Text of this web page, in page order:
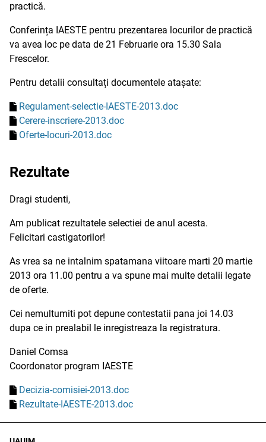
practică.
Conferința IAESTE pentru prezentarea locurilor de practică
va avea loc pe data de 21 Februarie ora 15.30 Sala
Frescelor.
Pentru detalii consultați documentele atașate:
Regulament-selectie-IAESTE-2013.doc
Cerere-inscriere-2013.doc
Oferte-locuri-2013.doc
Rezultate
Dragi studenti,
Am publicat rezultatele selectiei de anul acesta.
Felicitari castigatorilor!
As vrea sa ne intalnim spatamana viitoare marti 20 martie
2013 ora 11.00 pentru a va spune mai multe detalii legate
de oferte.
Cei nemultumiti pot depune contestatii pana joi 14.03
dupa ce in prealabil le inregistreaza la registratura.
Daniel Comsa
Coordonator program IAESTE
Decizia-comisiei-2013.doc
Rezultate-IAESTE-2013.doc